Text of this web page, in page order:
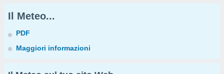
Il Meteo...
PDF
Maggiori informazioni